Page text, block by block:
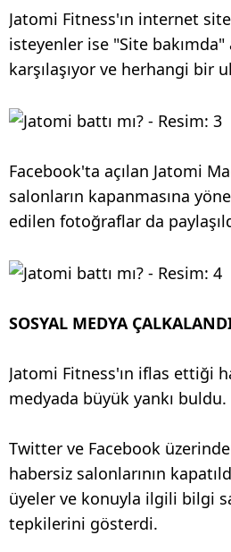
Jatomi Fitness'ın internet
isteyenler ise "Site bakımda"
karşılaşıyor ve herhangi bir
Facebook'ta açılan Jatomi
salonların kapanmasına
edilen fotoğraflar da
SOSYAL MEDYA
Jatomi Fitness'ın iflas ettiği
medyada büyük yankı buldu.
Twitter ve Facebook
habersiz salonlarının
üyeler ve konuyla ilgili bilgi
tepkilerini gösterdi.